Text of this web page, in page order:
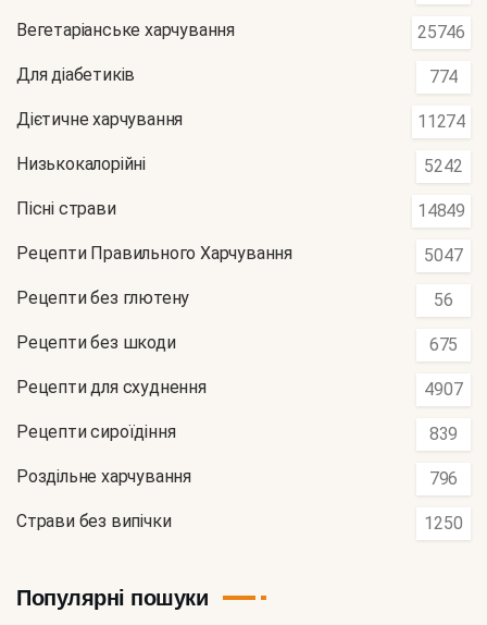
Вегетаріанське харчування 25746
Для діабетиків 774
Дієтичне харчування 11274
Низькокалорійні 5242
Пісні страви 14849
Рецепти Правильного Харчування 5047
Рецепти без глютену 56
Рецепти без шкоди 675
Рецепти для схуднення 4907
Рецепти сироїдіння 839
Роздільне харчування 796
Страви без випічки 1250
Популярні пошуки